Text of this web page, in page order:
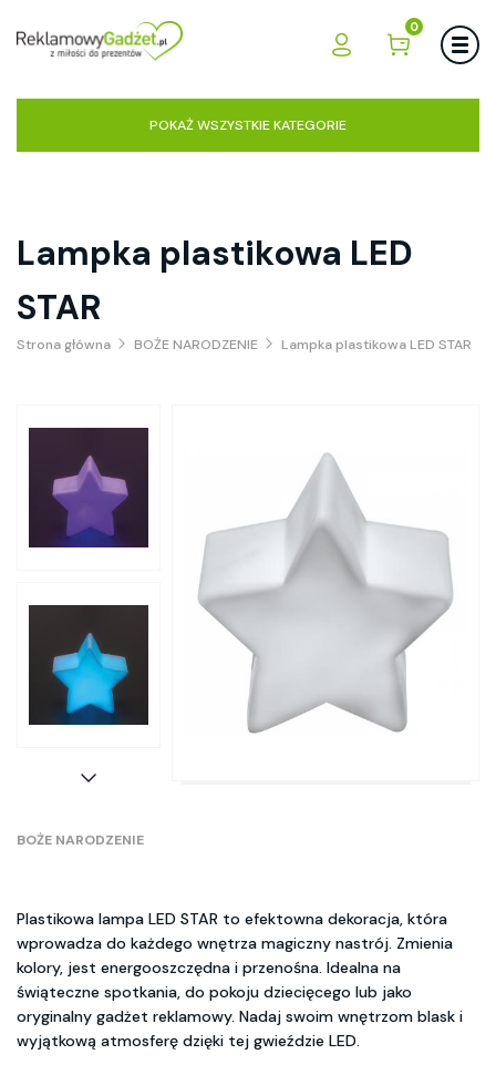
0
POKAŻ WSZYSTKIE KATEGORIE
Lampka plastikowa LED
STAR
Strona główna BOŻE NARODZENIE Lampka plastikowa LED STAR
BOŻE NARODZENIE
Plastikowa lampa LED STAR to efektowna dekoracja, która
wprowadza do każdego wnętrza magiczny nastrój. Zmienia
kolory, jest energooszczędna i przenośna. Idealna na
świąteczne spotkania, do pokoju dziecięcego lub jako
oryginalny gadżet reklamowy. Nadaj swoim wnętrzom blask i
wyjątkową atmosferę dzięki tej gwieździe LED.